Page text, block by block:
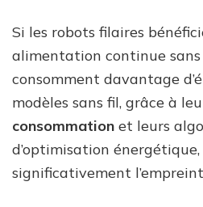
Si les robots filaires
alimentation continue
consomment davantage
modèles sans fil, grâce à
consommation et leurs
d’optimisation
significativement